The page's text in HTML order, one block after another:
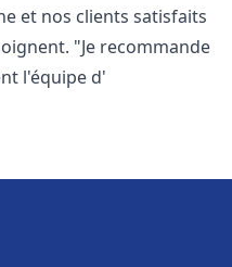
et nos clients satisfaits
"Je recommande
l'équipe d'